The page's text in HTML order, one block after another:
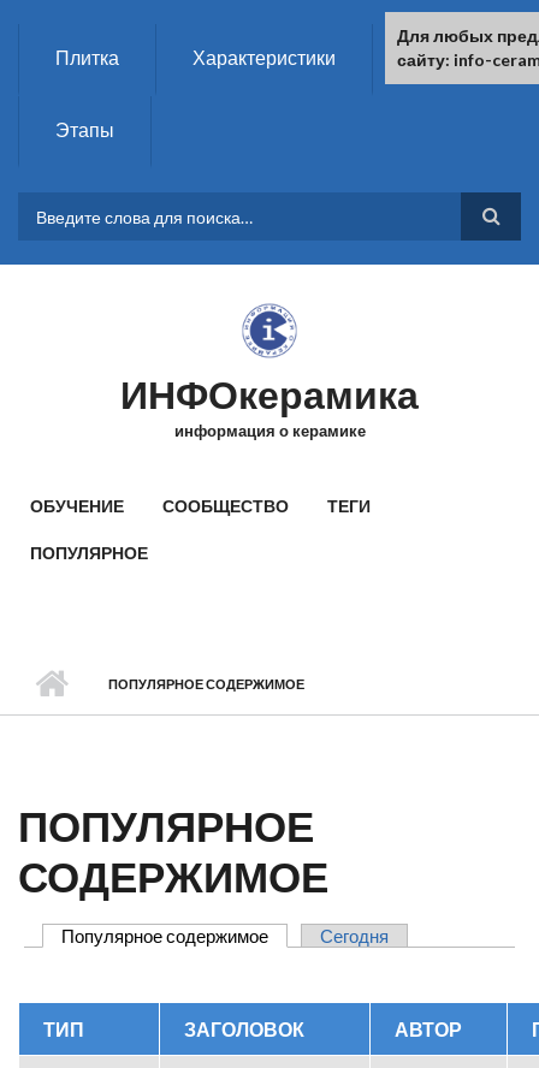
Плитка Характеристики Химия
Этапы
ФОРМА ПОИСКА
ИНФОкерамика
информация о керамике
ОБУЧЕНИЕ СООБЩЕСТВО ТЕГИ
ПОПУЛЯРНОЕ
ПОПУЛЯРНОЕ СОДЕРЖИМОЕ
ПОПУЛЯРНОЕ
СОДЕРЖИМОЕ
Популярное содержимое (активная вкладка)
Сегодня
ТИП ЗАГОЛОВОК АВТОР
Для любых
сайту: info-